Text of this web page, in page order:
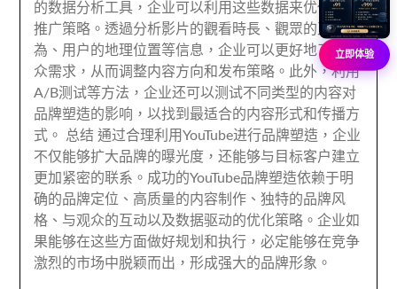
的数据分析工具 ，企业可以利用这些数据来优化品牌
推广策略 。透過分析影片的觀看時長、觀眾的互動行
為、 用户的地理位置等信息 ，企业可以更好地了解观
众需求 ， 从而调整内容方向和发布策略 。此外，利用
A/B测试等方法 ，企业还可以测试不同类型的内容对
品牌塑造的影响 ，以找到最适合的内容形式和传播方
式 。 总结 通过合理利用YouTube进行品牌塑造 ，企业
不仅能够扩大品牌的曝光度 ，还能够与目标客户建立
更加紧密的联系 。 成功的YouTube品牌塑造依赖于明
确的品牌定位 、 高质量的内容制作 、 独特的品牌风
格 、 与观众的互动以及数据驱动的优化策略 。企业如
果能够在这些方面做好规划和执行 ，必定能够在竞争
激烈的市场中脱颖而出 ，形成强大的品牌形象 。
立即体验